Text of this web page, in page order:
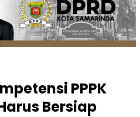
PPPK
Bersiap